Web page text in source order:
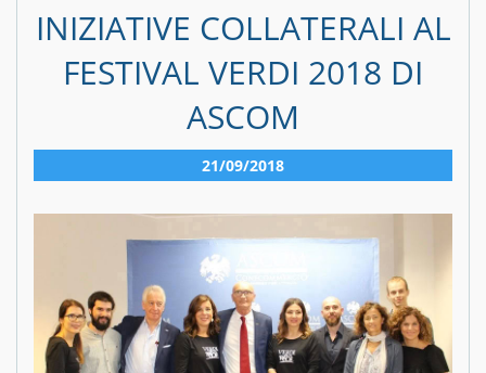
INIZIATIVE COLLATERALI AL
FESTIVAL VERDI 2018 DI
ASCOM
21/09/2018